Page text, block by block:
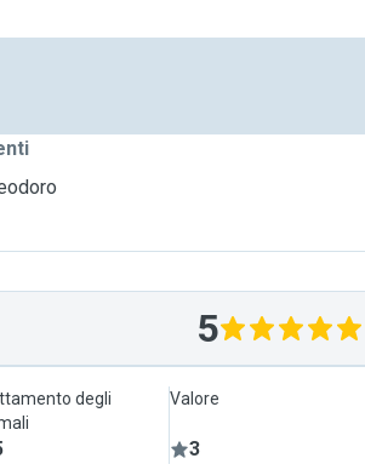
5
degli
Valore
3